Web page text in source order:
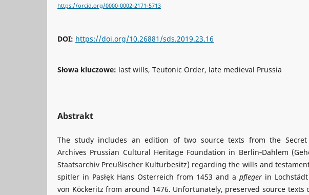
https://orcid.org/0000-0002-2171-5713
DOI: https://doi.org/10.26881/sds.2019.23.16
Słowa kluczowe: last wills, Teutonic Order, late medieval Prussia
Abstrakt
The study includes an edition of two source texts from the Secret
Archives Prussian Cultural Heritage Foundation in Berlin‑Dahlem
Staatsarchiv Preußischer Kulturbesitz) regarding the wills and
spitler in Pasłęk Hans Osterreich from 1453 and a pfleger in
von Köckeritz from around 1476. Unfortunately, preserved source texts